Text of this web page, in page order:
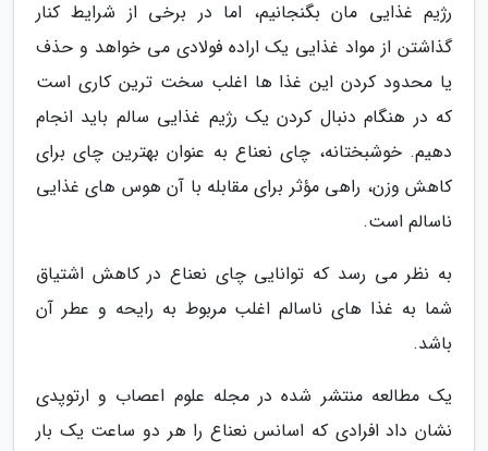
رژیم غذایی مان بگنجانیم، اما در برخی از شرایط کنار
گذاشتن از مواد غذایی یک اراده فولادی می خواهد و حذف
یا محدود کردن این غذا ها اغلب سخت ترین کاری است
که در هنگام دنبال کردن یک رژیم غذایی سالم باید انجام
دهیم. خوشبختانه، چای نعناع به عنوان بهترین چای برای
کاهش وزن، راهی مؤثر برای مقابله با آن هوس های غذایی
ناسالم است.
به نظر می رسد که توانایی چای نعناع در کاهش اشتیاق
شما به غذا های ناسالم اغلب مربوط به رایحه و عطر آن
باشد.
یک مطالعه منتشر شده در مجله علوم اعصاب و ارتوپدی
نشان داد افرادی که اسانس نعناع را هر دو ساعت یک بار